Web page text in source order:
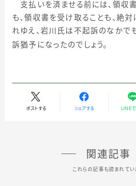
支払いを済ませる前には、領収
も、領収書を受け取ることも、絶対
れゆえ、岩川氏は不起訴のなかで
訴猶予になったのでしょう。
ポストする シェアする LINE
関連記事
これらの記事も読まれてい